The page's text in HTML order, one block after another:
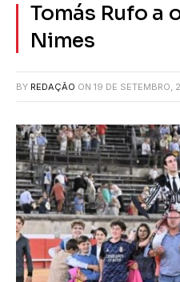
Tomás Rufo a
Nimes
BY REDAÇÃO ON 19 DE SETEMBRO,